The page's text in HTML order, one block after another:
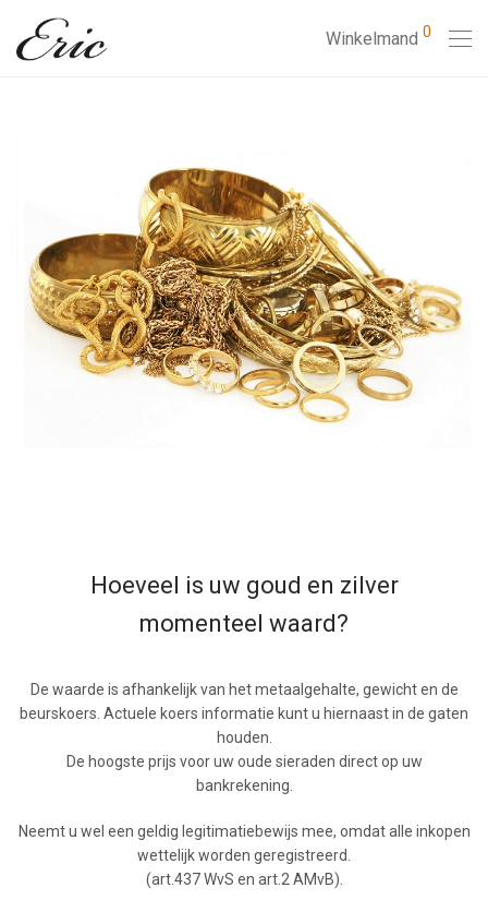
Winkelmand 0
Hoeveel is uw goud en zilver
momenteel waard?
De waarde is afhankelijk van het metaalgehalte, gewicht en de
beurskoers. Actuele koers informatie kunt u hiernaast in de gaten
houden.
De hoogste prijs voor uw oude sieraden direct op uw
bankrekening.
Neemt u wel een geldig legitimatiebewijs mee, omdat alle inkopen
wettelijk worden geregistreerd.
(art.437 WvS en art.2 AMvB).